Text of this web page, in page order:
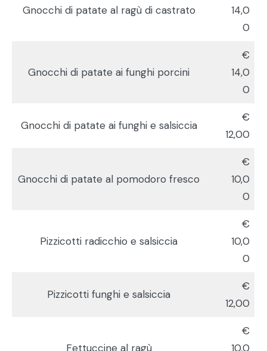
Gnocchi di patate al ragù di castrato
14,0
0
Gnocchi di patate ai funghi porcini
€
14,0
0
Gnocchi di patate ai funghi e salsiccia
€
12,00
Gnocchi di patate al pomodoro fresco
€
10,0
0
Pizzicotti radicchio e salsiccia
€
10,0
0
Pizzicotti funghi e salsiccia
€
12,00
Fettuccine al ragù
€
10,0